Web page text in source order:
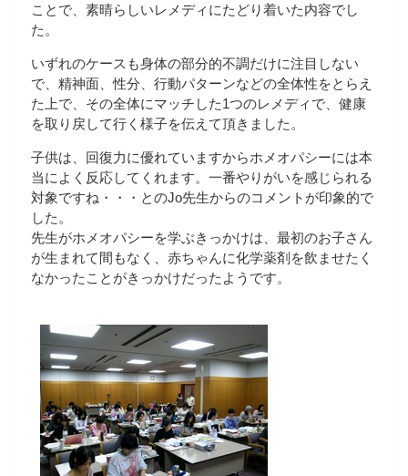
ことで、素晴らしいレメディにたどり着いた内容でし
た。
いずれのケースも身体の部分的不調だけに注目しない
で、精神面、性分、行動パターンなどの全体性をとらえ
た上で、その全体にマッチした1つのレメディで、健康
を取り戻して行く様子を伝えて頂きました。
子供は、回復力に優れていますからホメオパシーには本
当によく反応してくれます。一番やりがいを感じられる
対象ですね・・・とのJo先生からのコメントが印象的で
した。
先生がホメオパシーを学ぶきっかけは、最初のお子さん
が生まれて間もなく、赤ちゃんに化学薬剤を飲ませたく
なかったことがきっかけだったようです。